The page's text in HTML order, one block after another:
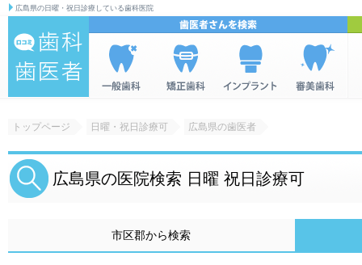
広島県の日曜・祝日診療している歯科医院
情報検索サイ
科・歯医者
検索
検索
トを検索
トップページ 日曜・祝日診療可 広島県の歯医者
広島県の医院検索 日曜 祝日診療可
市区郡から検索